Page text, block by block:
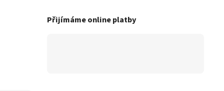
Přijímáme online platby